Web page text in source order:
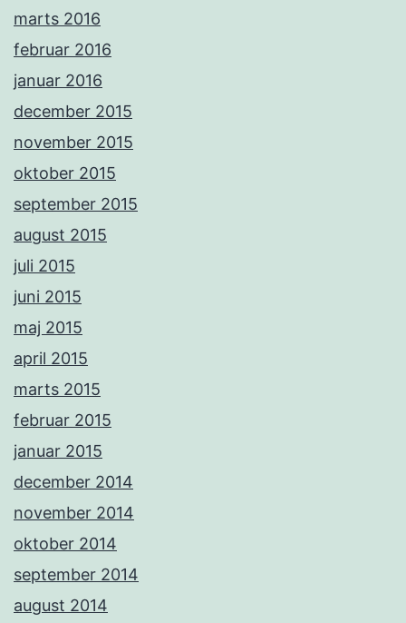
marts 2016
februar 2016
januar 2016
december 2015
november 2015
oktober 2015
september 2015
august 2015
juli 2015
juni 2015
maj 2015
april 2015
marts 2015
februar 2015
januar 2015
december 2014
november 2014
oktober 2014
september 2014
august 2014